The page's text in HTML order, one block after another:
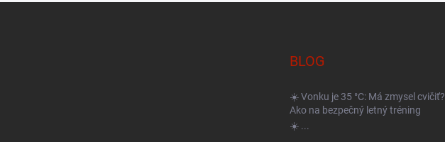
BLOG
☀️ Vonku je 35 °C: Má zmysel cvičiť?
Ako na bezpečný letný tréning
☀️ ...